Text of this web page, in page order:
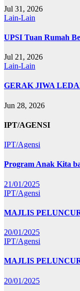
Jul 31, 2026
Lain-Lain
UPSI Tuan Rumah
Jul 21, 2026
Lain-Lain
GERAK JIWA
Jun 28, 2026
IPT/AGENSI
IPT/Agensi
Program Anak Kita
21/01/2025
IPT/Agensi
MAJLIS
20/01/2025
IPT/Agensi
MAJLIS
20/01/2025